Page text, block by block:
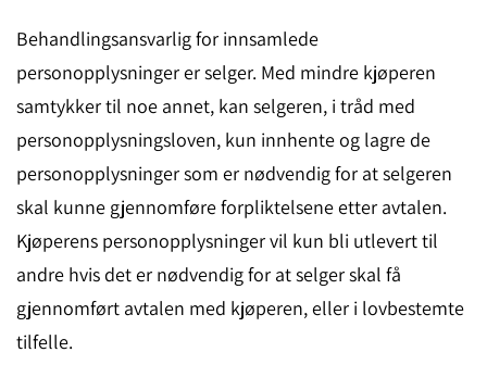
Behandlingsansvarlig for innsamlede
personopplysninger er selger. Med mindre kjøperen
samtykker til noe annet, kan selgeren, i tråd med
personopplysningsloven, kun innhente og lagre de
personopplysninger som er nødvendig for at selgeren
skal kunne gjennomføre forpliktelsene etter avtalen.
Kjøperens personopplysninger vil kun bli utlevert til
andre hvis det er nødvendig for at selger skal få
gjennomført avtalen med kjøperen, eller i lovbestemte
tilfelle.